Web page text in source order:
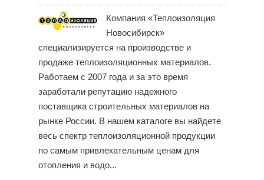
Компания «Теплоизоляция
Новосибирск»
специализируется на производстве и
продаже теплоизоляционных материалов.
Работаем с 2007 года и за это время
заработали репутацию надежного
поставщика строительных материалов на
рынке России. В нашем каталоге вы найдете
весь спектр теплоизоляционной продукции
по самым привлекательным ценам для
отопления и водо...